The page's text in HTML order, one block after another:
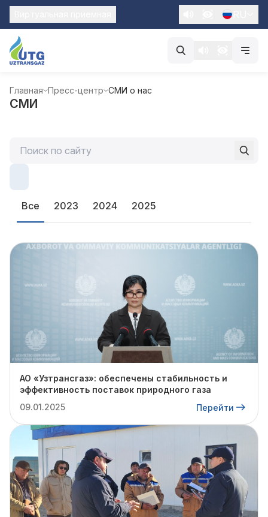
Главная Пресс-центр СМИ о нас
СМИ
Все 2023 2024 2025
АО «Узтрансгаз»: обеспечены стабильность и
эффективность поставок природного газа
09.01.2025
Перейти